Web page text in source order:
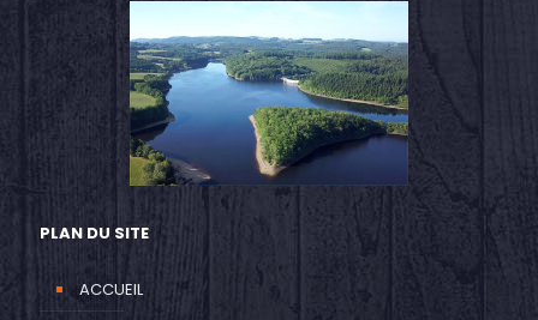
PLAN DU SITE
ACCUEIL